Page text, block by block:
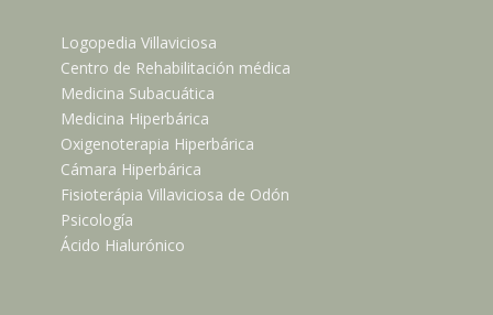
Logopedia Villaviciosa
Centro de Rehabilitación médica
Medicina Subacuática
Medicina Hiperbárica
Oxigenoterapia Hiperbárica
Cámara Hiperbárica
Fisioterápia Villaviciosa de Odón
Psicología
Ácido Hialurónico